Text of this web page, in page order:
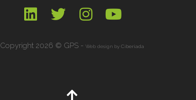
Copyright 2026 © GPS - Web design by Ciberiada